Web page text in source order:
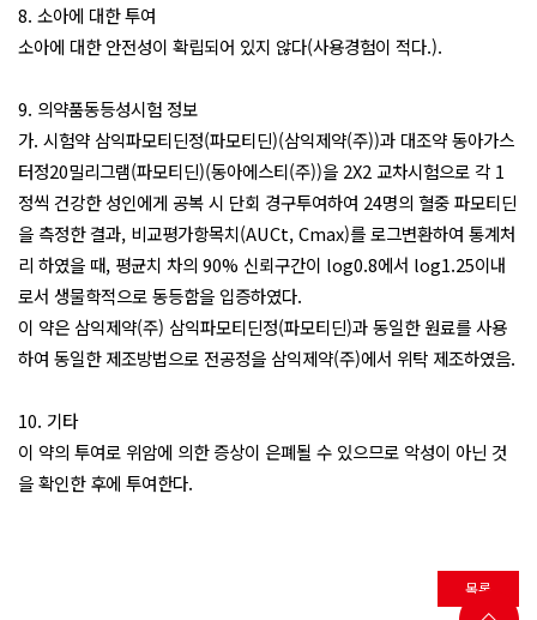
8. 소아에 대한 투여
소아에 대한 안전성이 확립되어 있지 않다(사용경험이 적다.).
9. 의약품동등성시험 정보
가. 시험약 삼익파모티딘정(파모티딘)(삼익제약(주))과 대조약 동아가스
터정20밀리그램(파모티딘)(동아에스티(주))을 2X2 교차시험으로 각 1
정씩 건강한 성인에게 공복 시 단회 경구투여하여 24명의 혈중 파모티딘
을 측정한 결과, 비교평가항목치(AUCt, Cmax)를 로그변환하여 통계처
리 하였을 때, 평균치 차의 90% 신뢰구간이 log0.8에서 log1.25이내
로서 생물학적으로 동등함을 입증하였다.
이 약은 삼익제약(주) 삼익파모티딘정(파모티딘)과 동일한 원료를 사용
하여 동일한 제조방법으로 전공정을 삼익제약(주)에서 위탁 제조하였음.
10. 기타
이 약의 투여로 위암에 의한 증상이 은폐될 수 있으므로 악성이 아닌 것
을 확인한 후에 투여한다.
목록